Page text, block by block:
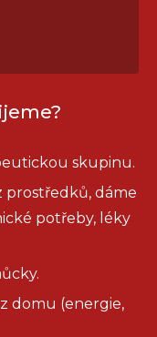
skupinu.
prostředků, dáme
potřeby, léky
domu (energie,